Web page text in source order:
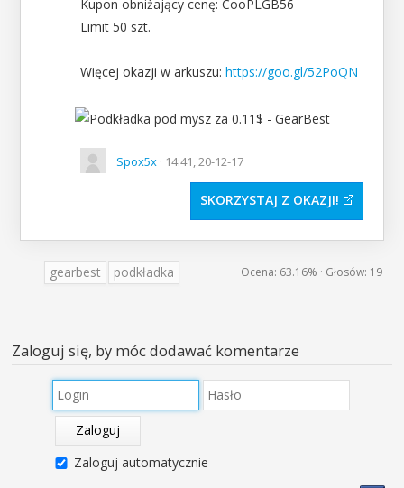
Kupon obniżający cenę: CooPLGB56
Limit 50 szt.
Więcej okazji w arkuszu: https://goo.gl/52PoQN
Spox5x · 14:41, 20-12-17
SKORZYSTAJ Z OKAZJI
gearbest podkładka Ocena: 63.16% · Głosów: 19
Zaloguj się, by móc dodawać komentarze
Zaloguj
Zaloguj automatycznie